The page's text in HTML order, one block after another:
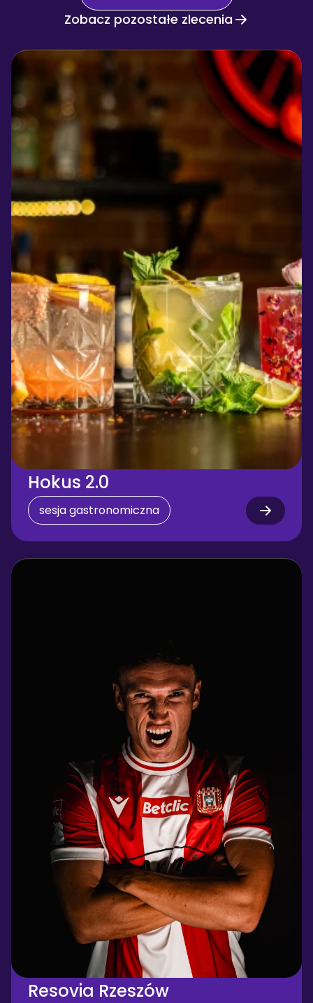
Zobacz pozostałe zlecenia
Hokus 2.0
sesja gastronomiczna
Resovia Rzeszów